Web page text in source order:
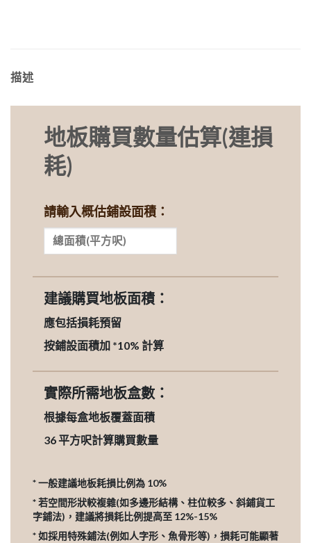
描述
地板購買數量估算(連損
耗)
請輸入概估鋪設面積：
建議購買地板面積：
應包括損耗預留
按鋪設面積加 *10% 計算
實際所需地板盒數：
根據每盒地板覆蓋面積
36平方呎計算購買數量
* 一般建議地板耗損比例為 10%
* 若空間形狀較複雜(如多邊形結構、柱位較多、斜鋪貨工
字鋪法)，建議將損耗比例提高至 12%-15%
* 如採用特殊鋪法(例如人字形、魚骨形等)，損耗可能顯著